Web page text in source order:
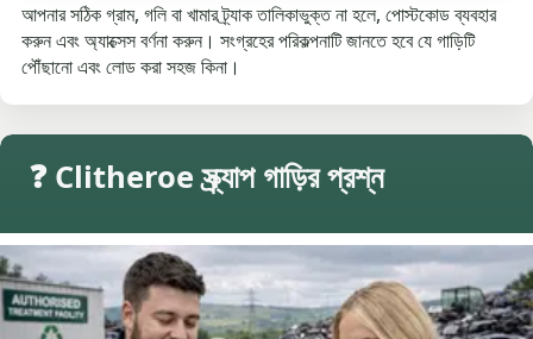
আপনার সঠিক গ্রাম, গলি বা খামার ট্র্যাক তালিকাভুক্ত না হলে, পোস্টকোড ব্যবহার
করুন এবং অ্যাক্সেস বর্ণনা করুন। সংগ্রহের পরিকল্পনাটি জানতে হবে যে গাড়িটি
পৌঁছানো এবং লোড করা সহজ কিনা।
❓ Clitheroe স্ক্র্যাপ গাড়ির প্রশ্ন